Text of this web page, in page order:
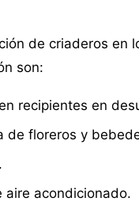
de criaderos en
son:
recipientes en
de floreros y
aire acondicionado.